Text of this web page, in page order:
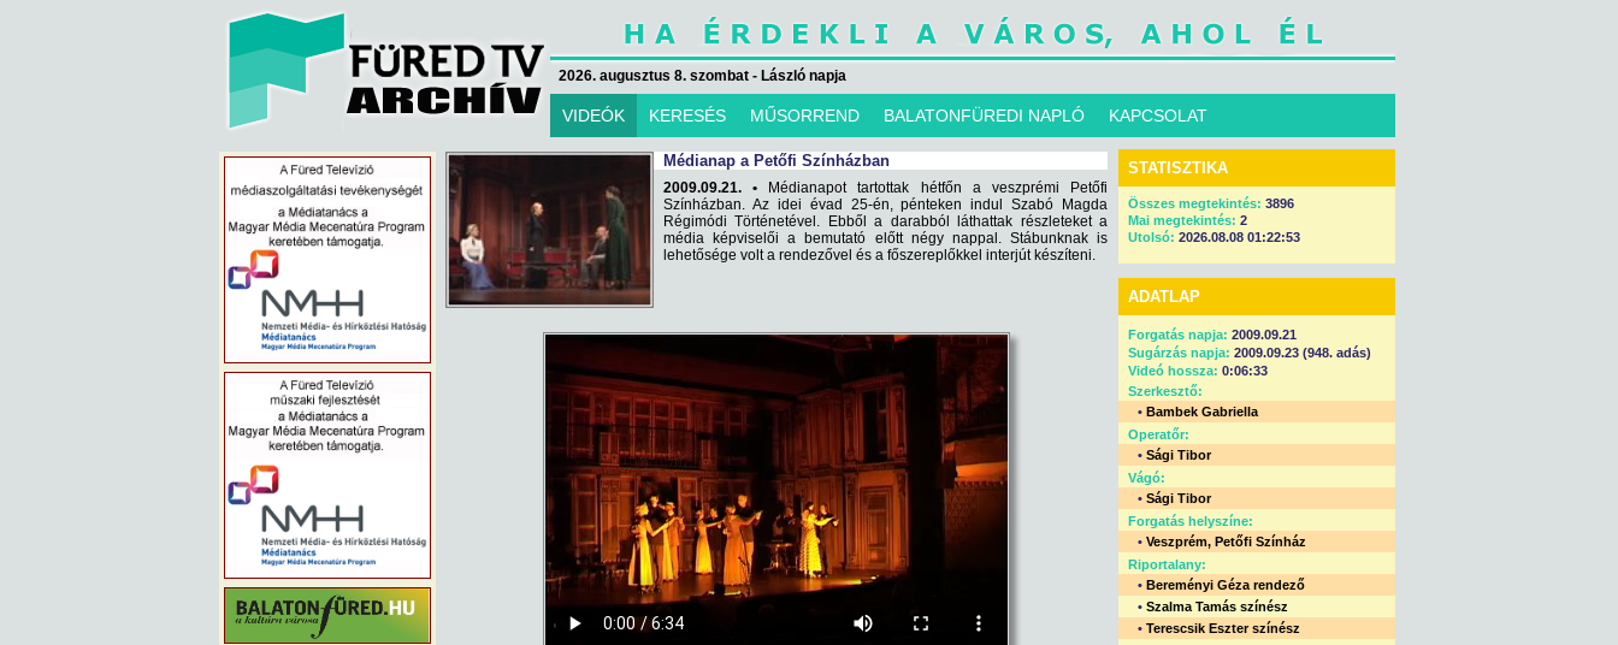
2026. augusztus 8. szombat - László napja
VIDEÓK KERESÉS MŰSORREND BALATONFÜREDI NAPLÓ KAPCSOLAT
Médianap a Petőfi Színházban
2009.09.21. • Médianapot tartottak hétfőn a veszprémi Petőfi
Színházban. Az idei évad 25-én, pénteken indul Szabó Magda
Régimódi Történetével. Ebből a darabból láthattak részleteket a
média képviselői a bemutató előtt négy nappal. Stábunknak is
lehetősége volt a rendezővel és a főszereplőkkel interjút készíteni.
STATISZTIKA
Összes megtekintés: 3896
Mai megtekintés: 2
Utolsó: 2026.08.08 01:22:53
ADATLAP
Forgatás napja: 2009.09.21
Sugárzás napja: 2009.09.23 (948. adás)
Videó hossza: 0:06:33
Szerkesztő:
• Bambek Gabriella
Operatőr:
• Sági Tibor
Vágó:
• Sági Tibor
Forgatás helyszíne:
• Veszprém, Petőfi Színház
Riportalany:
• Bereményi Géza rendező
• Szalma Tamás színész
• Terescsik Eszter színész